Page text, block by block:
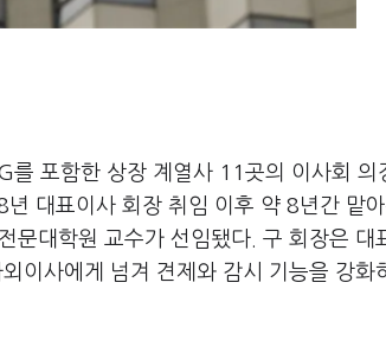
포함한 상장 계열사 11곳의 이사회 의
대표이사 회장 취임 이후 약 8년간 맡
문대학원 교수가 선임됐다. 구 회장은 대
이사에게 넘겨 견제와 감시 기능을 강화